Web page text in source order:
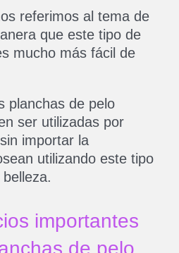
referimos al tema de
que este tipo de
mucho más fácil de
planchas de pelo
ser utilizadas por
importar la
utilizando este tipo
importantes
de pelo